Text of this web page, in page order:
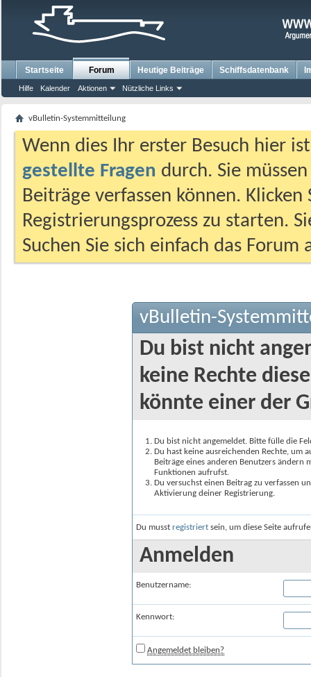
Startseite Forum
Hilfe Kalender Aktionen Nützliche Links
Heutige Beiträge Schiffsdatenbank
vBulletin-Systemmitteilung
Wenn dies Ihr erster Besuch hier
gestellte Fragen durch. Sie
Beiträge verfassen können.
Registrierungsprozess zu starten.
Suchen Sie sich einfach das
vBulletin-
Du bist nicht
keine Rechte
könnte einer der
Du bist nicht angemeldet. Bitte fülle die
Du hast keine ausreichenden Rechte, um
Beiträge eines anderen Benutzers
Funktionen aufrufst.
Du versuchst einen Beitrag zu verfassen
Aktivierung deiner Registrierung.
Du musst registriert sein, um diese Seite
Anmelden
Benutzername:
Kennwort:
Angemeldet bleiben?